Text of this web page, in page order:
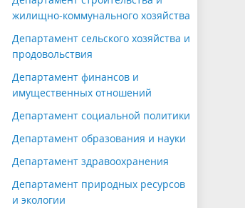
жилищно-коммунального хозяйства
Департамент сельского хозяйства и
продовольствия
Департамент финансов и
имущественных отношений
Департамент социальной политики
Департамент образования и науки
Департамент здравоохранения
Департамент природных ресурсов
и экологии